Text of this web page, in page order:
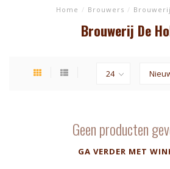
Home / Brouwers /
Brouwerij De
Geen producten
GA VERDER MET